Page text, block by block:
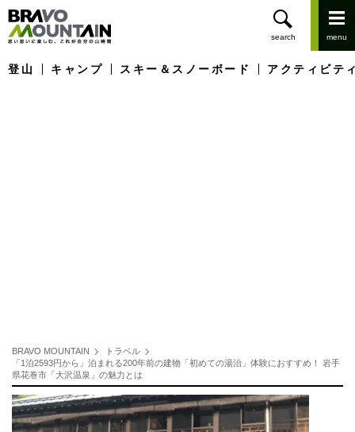
登山 キャンプ スキー＆スノーボード アクティビテ
BRAVO MOUNTAIN
トラベル
「1泊2593円から」泊まれる200年前の建物「初めての湯治」体験におすすめ！ 岩手
県花巻市「大沢温泉」の魅力とは